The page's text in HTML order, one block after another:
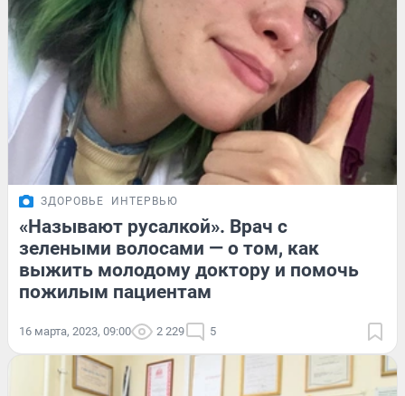
ЗДОРОВЬЕ ИНТЕРВЬЮ
«Называют русалкой». Врач с
зелеными волосами — о том, как
выжить молодому доктору и помочь
пожилым пациентам
16 марта, 2023, 09:00 2 229 5